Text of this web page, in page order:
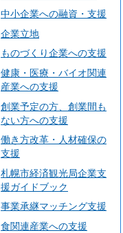
中小企業への融資・支援
企業立地
ものづくり企業への支援
健康・医療・バイオ関連
産業への支援
創業予定の方、創業間も
ない方への支援
働き方改革・人材確保の
支援
札幌市経済観光局企業支
援ガイドブック
事業承継マッチング支援
食関連産業への支援